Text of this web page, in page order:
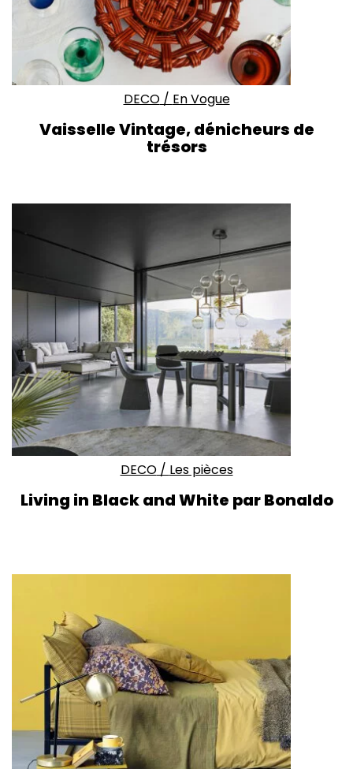
DECO/ En Vogue
Vaisselle Vintage, dénicheurs de
trésors
DECO/ Les pièces
Living in Black and White par Bonaldo